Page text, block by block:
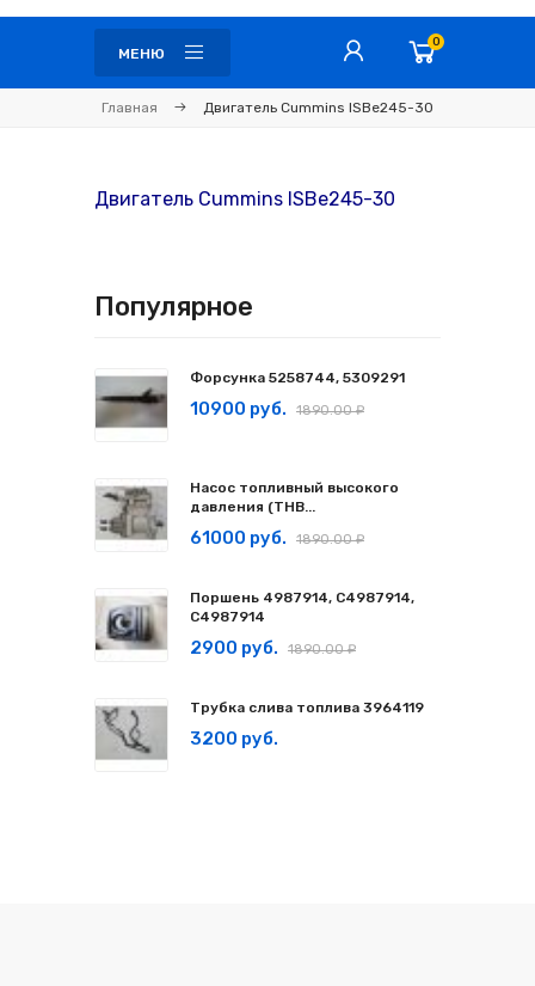
МЕНЮ
0
Главная Двигатель Cummins ISBe245-30
Двигатель Cummins ISBe245-30
Популярное
Форсунка 5258744, 5309291
10900 руб. 1890.00 ₽
Насос топливный высокого
давления (ТНВ...
61000 руб. 1890.00 ₽
Поршень 4987914, C4987914,
С4987914
2900 руб. 1890.00 ₽
Трубка слива топлива 3964119
3200 руб.